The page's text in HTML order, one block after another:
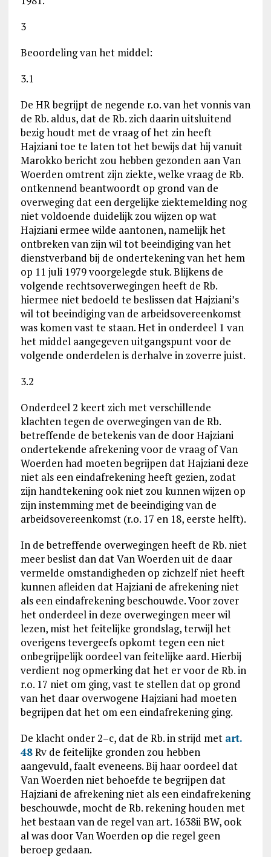
3
Beoordeling van het middel:
3.1
De HR begrijpt de negende r.o. van het vonnis van
de Rb. aldus, dat de Rb. zich daarin uitsluitend
bezig houdt met de vraag of het zin heeft
Hajziani toe te laten tot het bewijs dat hij vanuit
Marokko bericht zou hebben gezonden aan Van
Woerden omtrent zijn ziekte, welke vraag de Rb.
ontkennend beantwoordt op grond van de
overweging dat een dergelijke ziektemelding nog
niet voldoende duidelijk zou wijzen op wat
Hajziani ermee wilde aantonen, namelijk het
ontbreken van zijn wil tot beeindiging van het
dienstverband bij de ondertekening van het hem
op 11 juli 1979 voorgelegde stuk. Blijkens de
volgende rechtsoverwegingen heeft de Rb.
hiermee niet bedoeld te beslissen dat Hajziani’s
wil tot beeindiging van de arbeidsovereenkomst
was komen vast te staan. Het in onderdeel 1 van
het middel aangegeven uitgangspunt voor de
volgende onderdelen is derhalve in zoverre juist.
3.2
Onderdeel 2 keert zich met verschillende
klachten tegen de overwegingen van de Rb.
betreffende de betekenis van de door Hajziani
ondertekende afrekening voor de vraag of Van
Woerden had moeten begrijpen dat Hajziani deze
niet als een eindafrekening heeft gezien, zodat
zijn handtekening ook niet zou kunnen wijzen op
zijn instemming met de beeindiging van de
arbeidsovereenkomst (r.o. 17 en 18, eerste helft).
In de betreffende overwegingen heeft de Rb. niet
meer beslist dan dat Van Woerden uit de daar
vermelde omstandigheden op zichzelf niet heeft
kunnen afleiden dat Hajziani de afrekening niet
als een eindafrekening beschouwde. Voor zover
het onderdeel in deze overwegingen meer wil
lezen, mist het feitelijke grondslag, terwijl het
overigens tevergeefs opkomt tegen een niet
onbegrijpelijk oordeel van feitelijke aard. Hierbij
verdient nog opmerking dat het er voor de Rb. in
r.o. 17 niet om ging, vast te stellen dat op grond
van het daar overwogene Hajziani had moeten
begrijpen dat het om een eindafrekening ging.
De klacht onder 2–c, dat de Rb. in strijd met art.
48Rv de feitelijke gronden zou hebben
aangevuld, faalt eveneens. Bij haar oordeel dat
Van Woerden niet behoefde te begrijpen dat
Hajziani de afrekening niet als een eindafrekening
beschouwde, mocht de Rb. rekening houden met
het bestaan van de regel van art. 1638ii BW, ook
al was door Van Woerden op die regel geen
beroep gedaan.